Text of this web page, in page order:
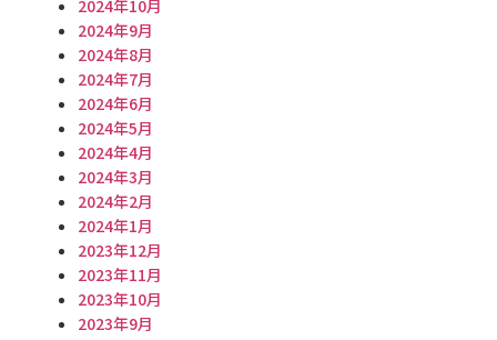
2024年10月
2024年9月
2024年8月
2024年7月
2024年6月
2024年5月
2024年4月
2024年3月
2024年2月
2024年1月
2023年12月
2023年11月
2023年10月
2023年9月